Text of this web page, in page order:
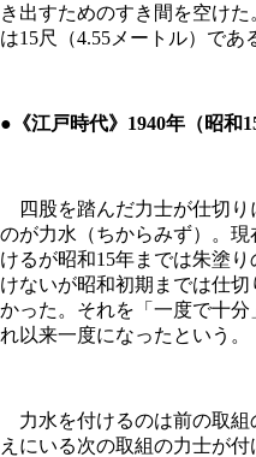
き出すためのすき間を空け
は15尺（4.55メートル）であ
●《江戸時代》1940年（昭和
四股を踏んだ力士が仕切り
のが力水（ちからみず）。
けるが昭和15年までは朱塗
けないが昭和初期までは仕
かった。それを「一度で十
れ以来一度になったという。
力水を付けるのは前の取組
えにいる次の取組の力士が